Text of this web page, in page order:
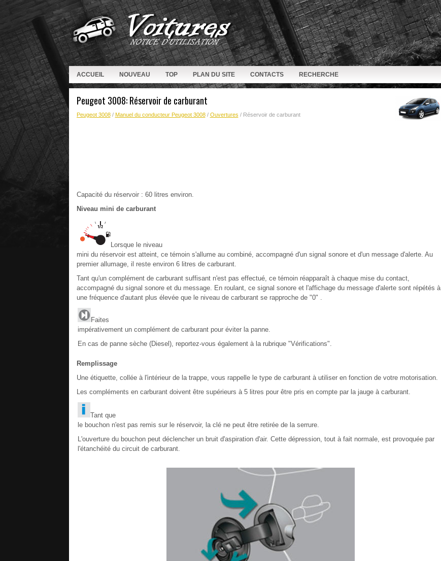
ACCUEIL NOUVEAU TOP PLAN DU SITE CONTACTS RECHERCHE
Peugeot 3008: Réservoir de carburant
Peugeot 3008/ Manuel du conducteur Peugeot 3008/ Ouvertures / Réservoir de carburant
Capacité du réservoir : 60 litres environ.
Niveau mini de carburant
Lorsque le niveau
mini du réservoir est atteint, ce témoin s'allume au combiné, accompagné d'un signal sonore et d'un message d'alerte. Au
premier allumage, il reste environ 6 litres de carburant.
Tant qu'un complément de carburant suffisant n'est pas effectué, ce témoin réapparaît à chaque mise du contact,
accompagné du signal sonore et du message. En roulant, ce signal sonore et l'affichage du message d'alerte sont répétés à
une fréquence d'autant plus élevée que le niveau de carburant se rapproche de "0" .
Faites
impérativement un complément de carburant pour éviter la panne.
En cas de panne sèche (Diesel), reportez-vous également à la rubrique "Vérifications".
Remplissage
Une étiquette, collée à l'intérieur de la trappe, vous rappelle le type de carburant à utiliser en fonction de votre motorisation.
Les compléments en carburant doivent être supérieurs à 5 litres pour être pris en compte par la jauge à carburant.
Tant que
le bouchon n'est pas remis sur le réservoir, la clé ne peut être retirée de la serrure.
L'ouverture du bouchon peut déclencher un bruit d'aspiration d'air. Cette dépression, tout à fait normale, est provoquée par
l'étanchéité du circuit de carburant.